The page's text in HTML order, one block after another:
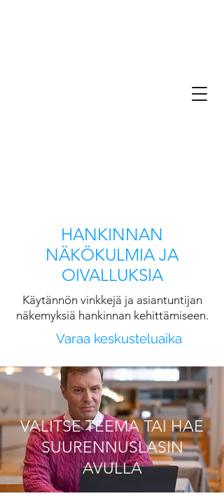
HANKINNAN
NÄKÖKULMIA JA
OIVALLUKSIA
Käytännön vinkkejä ja asiantuntijan
näkemyksiä hankinnan kehittämiseen.
Varaa keskusteluaika
VALITSE TEEMA TAI HAE
SUURENNUSLASIN
AVULLA